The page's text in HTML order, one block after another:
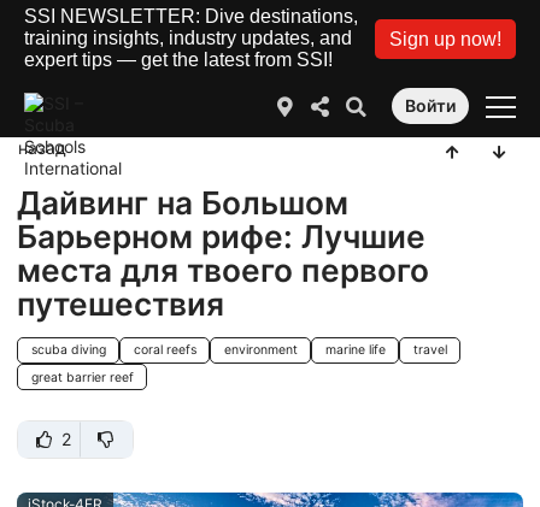
SSI NEWSLETTER: Dive destinations,
training insights, industry updates, and
expert tips — get the latest from SSI!
Sign up now!
Войти
назад
Дайвинг на Большом
Барьерном рифе: Лучшие
места для твоего первого
путешествия
scuba diving coral reefs environment marine life
travel
great barrier reef
2